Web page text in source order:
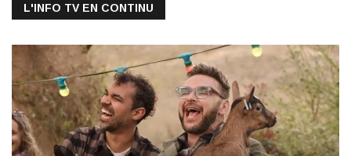
L'INFO TV EN CONTINU